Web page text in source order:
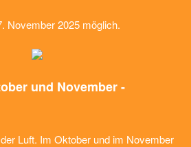
November 2025 möglich.
und November -
Luft. Im Oktober und im November